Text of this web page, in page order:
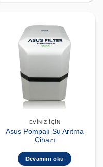
EVINIZ İÇIN
Asus Pompalı Su Arıtma
Cihazı
Devamını oku